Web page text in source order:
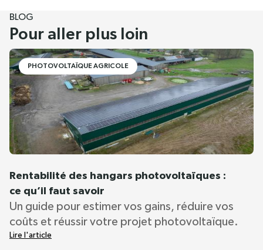
BLOG
Pour aller plus loin
PHOTOVOLTAÏQUE AGRICOLE
Rentabilité des hangars photovoltaïques :
ce qu’il faut savoir
Un guide pour estimer vos gains, réduire vos
coûts et réussir votre projet photovoltaïque.
Lire l'article